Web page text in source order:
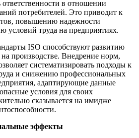
в отношении
потребителей. Это приводит к
повышению надежности
условий труда на предприятиях.
ISO способствуют развитию
на производстве. Внедрение норм,
систематизировать подходы к
и снижению профессиональных
адаптирующие данные
условия для своих
сказывается на имидже
эффекты